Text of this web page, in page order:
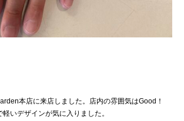
本店に来店しました。店内の雰囲気はGood！
いデザインが気に入りました。